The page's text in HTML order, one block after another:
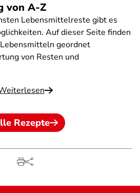
von A-Z
Lebensmittelreste gibt es
Auf dieser Seite finden
geordnet
von Resten und
Rezepte